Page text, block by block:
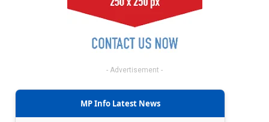
- Advertisement -
MP Info Latest News